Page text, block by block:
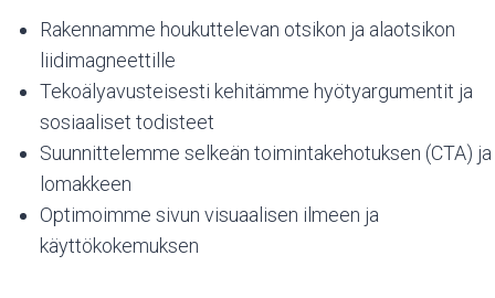
Rakennamme houkuttelevan otsikon ja alaotsikon
liidimagneettille
Tekoälyavusteisesti kehitämme hyötyargumentit ja
sosiaaliset todisteet
Suunnittelemme selkeän toimintakehotuksen (CTA) ja
lomakkeen
Optimoimme sivun visuaalisen ilmeen ja
käyttökokemuksen